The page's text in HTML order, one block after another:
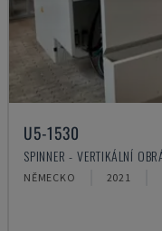
U5-1530
SPINNER - VERTIKÁLNÍ
NĚMECKO 2021